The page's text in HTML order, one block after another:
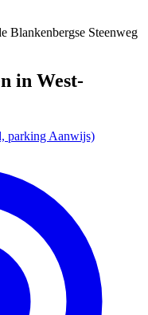
Blankenbergse Steenweg
in West-